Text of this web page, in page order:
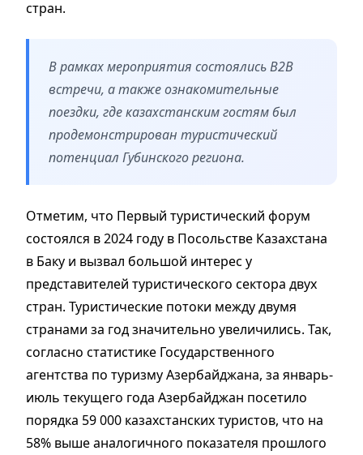
стран.
В рамках мероприятия состоялись B2B
встречи, а также ознакомительные
поездки, где казахстанским гостям был
продемонстрирован туристический
потенциал Губинского региона.
Отметим, что Первый туристический форум
состоялся в 2024 году в Посольстве Казахстана
в Баку и вызвал большой интерес у
представителей туристического сектора двух
стран. Туристические потоки между двумя
странами за год значительно увеличились. Так,
согласно статистике Государственного
агентства по туризму Азербайджана, за январь-
июль текущего года Азербайджан посетило
порядка 59 000 казахстанских туристов, что на
58% выше аналогичного показателя прошлого